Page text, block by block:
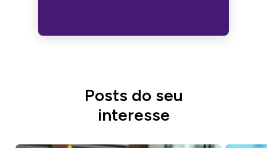
Posts do seu
interesse